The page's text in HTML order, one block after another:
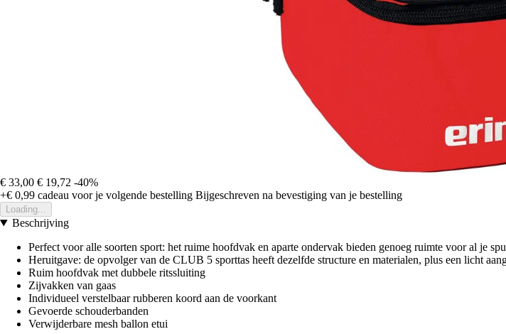
€ 33,00 € 19,72 -40%
+€ 0,99 cadeau voor je volgende bestelling Bijgeschreven na bevestiging van je bestelling
Loading...
Beschrijving
Perfect voor alle soorten sport: het ruime hoofdvak en aparte ondervak bieden genoeg ruimte voor al je
Heruitgave: de opvolger van de CLUB 5 sporttas heeft dezelfde structure en materialen, plus een licht
Ruim hoofdvak met dubbele ritssluiting
Zijvakken van gaas
Individueel verstelbaar rubberen koord aan de voorkant
Gevoerde schouderbanden
Verwijderbare mesh ballon etui